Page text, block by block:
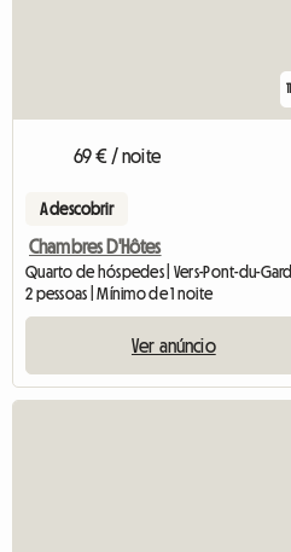
11
69 € / noite
A descobrir
Chambres D'Hôtes
2 pessoas | Mínimo de 1 noite
Ver anúncio